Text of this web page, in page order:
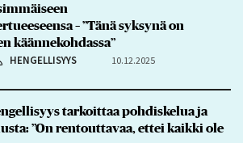
– ”Tänä syksynä on
käännekohdassa”
HENGELLISYYS 10.12.2025
tarkoittaa pohdiskelua ja
”On rentouttavaa, ettei kaikki ole